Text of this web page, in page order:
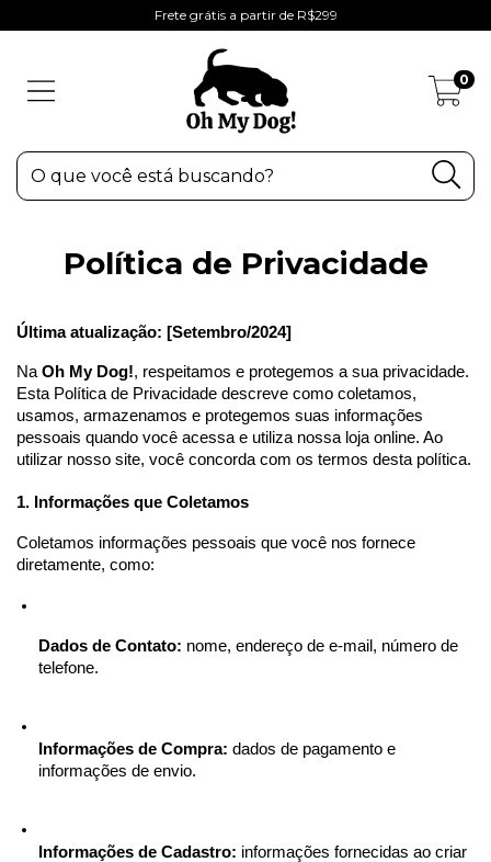
Frete grátis a partir de R$299
0
Política de Privacidade
Última atualização: [Setembro/2024]
Na Oh My Dog!, respeitamos e protegemos a sua privacidade.
Esta Política de Privacidade descreve como coletamos,
usamos, armazenamos e protegemos suas informações
pessoais quando você acessa e utiliza nossa loja online. Ao
utilizar nosso site, você concorda com os termos desta política.
1. Informações que Coletamos
Coletamos informações pessoais que você nos fornece
diretamente, como:
Dados de Contato: nome, endereço de e-mail, número de
telefone.
Informações de Compra: dados de pagamento e
informações de envio.
Informações de Cadastro: informações fornecidas ao criar